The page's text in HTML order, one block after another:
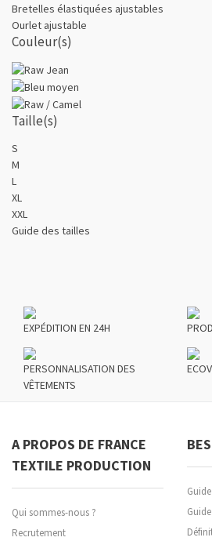
Bretelles élastiquées ajustables
Ourlet ajustable
Couleur(s)
Taille(s)
S
M
L
XL
XXL
Guide des tailles
EXPÉDITION EN 24H
PERSONNALISATION DES
VÊTEMENTS
A PROPOS DE FRANCE
TEXTILE PRODUCTION
Qui sommes-nous ?
Recrutement